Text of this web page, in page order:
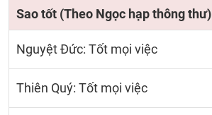
Sao tốt (Theo Ngọc hạp thông thư)
Nguyệt Đức: Tốt mọi việc
Thiên Quý: Tốt mọi việc